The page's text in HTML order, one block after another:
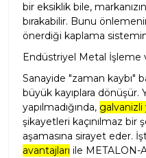
bir eksiklik bile,
bırakabilir. Bunu
önerdiği kaplama
Endüstriyel Metal İşleme
Sanayide "zaman kaybı"
büyük kayıplara dönüşür.
yapılmadığında,
şikayetleri kaçınılmaz
aşamasına sirayet eder.
avantajları ile METALON-